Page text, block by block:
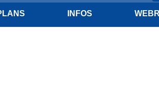
INFOS